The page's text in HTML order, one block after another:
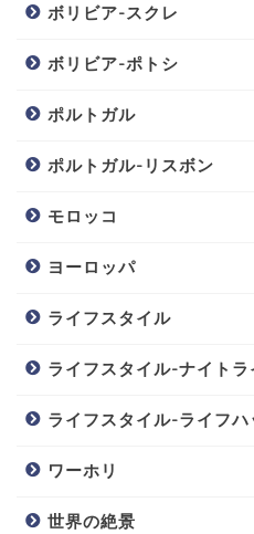
ボリビア-スクレ
ボリビア-ポトシ
ポルトガル
ポルトガル-リスボン
モロッコ
ヨーロッパ
ライフスタイル
ライフスタイル-ナイトラ
ライフスタイル-ライフハ
ワーホリ
世界の絶景